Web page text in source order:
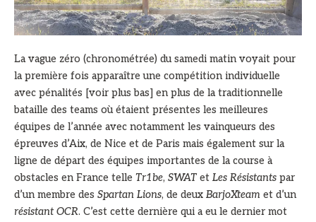
La vague zéro (chronométrée) du samedi matin voyait pour
la première fois apparaître une compétition individuelle
avec pénalités [voir plus bas] en plus de la traditionnelle
bataille des teams où étaient présentes les meilleures
équipes de l’année avec notamment les vainqueurs des
épreuves d’Aix, de Nice et de Paris mais également sur la
ligne de départ des équipes importantes de la course à
obstacles en France telle Tr1be, SWATet Les Résistants par
d’un membre des Spartan Lions, de deux BarjoXteam et d’un
résistant OCR. C’est cette dernière qui a eu le dernier mot